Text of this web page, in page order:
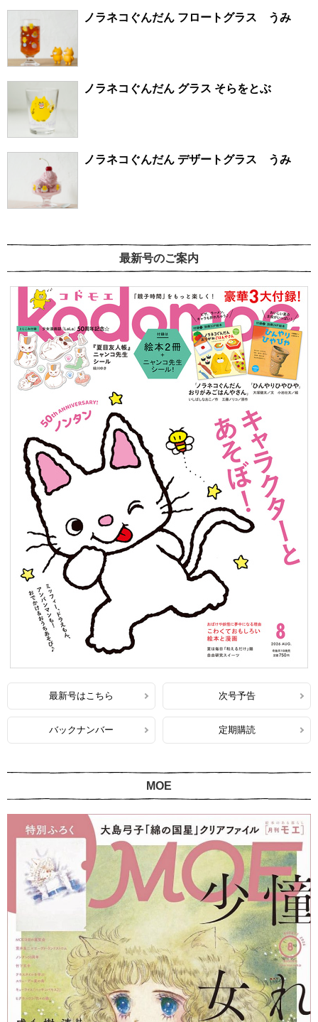
ノラネコぐんだん フロートグラス うみ
ノラネコぐんだん グラス そらをとぶ
ノラネコぐんだん デザートグラス うみ
最新号のご案内
最新号はこちら 次号予告
バックナンバー 定期購読
MOE